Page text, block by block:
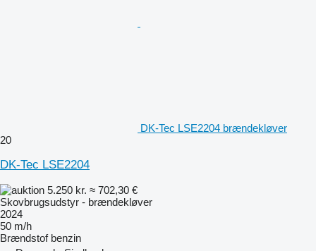
DK-Tec LSE2204 brændekløver
20
DK-Tec LSE2204
5.250 kr. ≈ 702,30 €
Skovbrugsudstyr - brændekløver
2024
50 m/h
Brændstof benzin